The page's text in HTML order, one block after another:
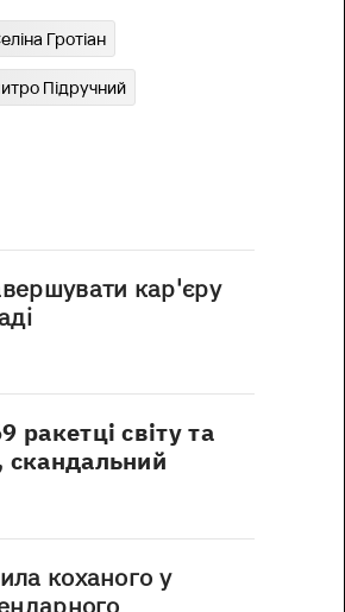
Гротіан
Підручний
кар'єру
ракетці світу та
скандальний
коханого у